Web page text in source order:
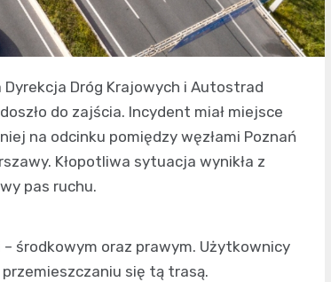
Dróg Krajowych i Autostrad
do zajścia. Incydent miał miejsce
na odcinku pomiędzy węzłami Poznań
Kłopotliwa sytuacja wynikła z
pas ruchu.
środkowym oraz prawym. Użytkownicy
się tą trasą.